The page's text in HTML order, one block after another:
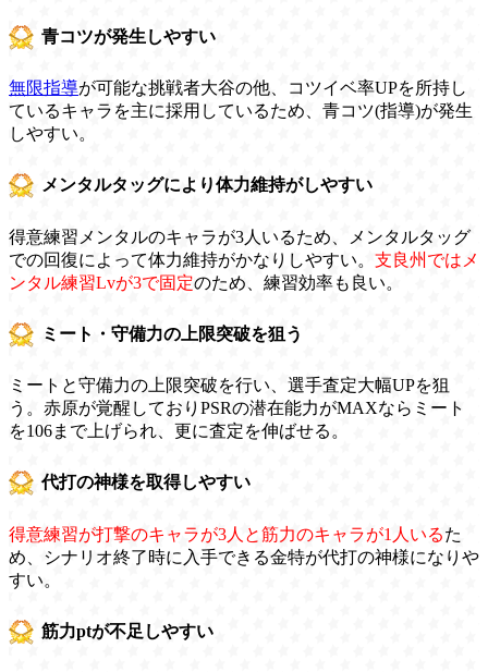
青コツが発生しやすい
無限指導が可能な挑戦者大谷の他、コツイベ率UPを所持し
ているキャラを主に採用しているため、青コツ(指導)が発生
しやすい。
メンタルタッグにより体力維持がしやすい
得意練習メンタルのキャラが3人いるため、メンタルタッグ
での回復によって体力維持がかなりしやすい。 支良州ではメ
ンタル練習Lvが3で固定のため、練習効率も良い。
ミート・守備力の上限突破を狙う
ミートと守備力の上限突破を行い、選手査定大幅UPを狙
う。赤原が覚醒しておりPSRの潜在能力がMAXならミート
を106まで上げられ、更に査定を伸ばせる。
代打の神様を取得しやすい
得意練習が打撃のキャラが3人と筋力のキャラが1人いるた
め、シナリオ終了時に入手できる金特が代打の神様になりや
すい。
筋力ptが不足しやすい